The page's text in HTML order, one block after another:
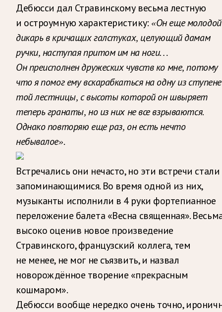
Дебюсси дал Стравинскому весьма лестную
и остроумную характеристику: «Он еще молодой
дикарь в кричащих галстуках, целующий дамам
ручки, наступая притом им на ноги…
Он преисполнен дружеских чувств ко мне, потому
что я помог ему вскарабкаться на одну из
той лестницы, с высоты которой он швыряет
теперь гранаты, но из них не все взрываются.
Однако повторяю еще раз, он есть нечто
небывалое».
Встречались они нечасто, но эти встречи стали
запоминающимися. Во время одной из них,
музыканты исполнили в 4 руки фортепианное
переложение балета «Весна священная».
высоко оценив новое произведение
Стравинского, французский коллега, тем
не менее, не мог не съязвить, и назвал
новорождённое творение «прекрасным
кошмаром».
Дебюсси вообще нередко очень точно,